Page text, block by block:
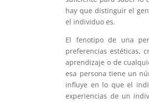
hay que distinguir el
el individuo es.
El fenotipo de una
preferencias estéticas,
aprendizaje o de
esa persona tiene un
influye en lo que el
experiencias de un